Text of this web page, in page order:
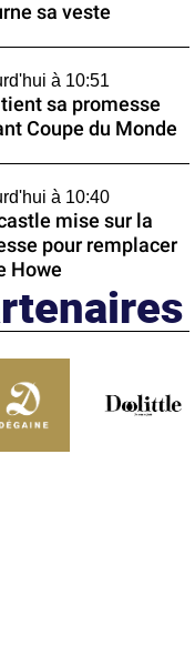
sa veste
à 10:51
sa promesse
Coupe du Monde
à 10:40
mise sur la
pour remplacer
Howe